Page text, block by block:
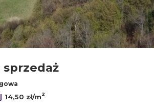
sprzedaż
14,50 zł/m2